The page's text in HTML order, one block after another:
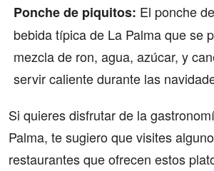
Ponche de piquitos: El ponche
bebida típica de La Palma que se
mezcla de ron, agua, azúcar, y
servir caliente durante las
Si quieres disfrutar de la
Palma, te sugiero que visites
restaurantes que ofrecen estos